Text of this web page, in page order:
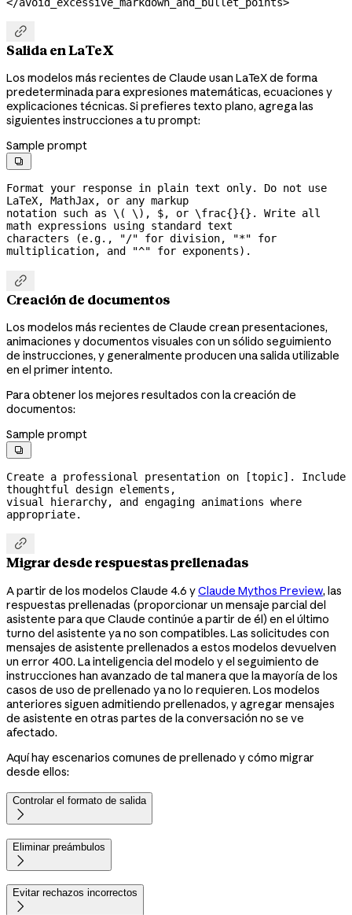

Salida en LaTeX
Los modelos más recientes de Claude usan LaTeX de forma
predeterminada para expresiones matemáticas, ecuaciones y
explicaciones técnicas. Si prefieres texto plano, agrega las
siguientes instrucciones a tu prompt:
Sample prompt

Format your response in plain text only. Do not use
LaTeX, MathJax, or any markup
notation such as \( \), $, or \frac{}{}. Write all
math expressions using standard text
characters (e.g., "/" for division, "*" for
multiplication, and "^" for exponents).

Creación de documentos
Los modelos más recientes de Claude crean presentaciones,
animaciones y documentos visuales con un sólido seguimiento
de instrucciones, y generalmente producen una salida utilizable
en el primer intento.
Para obtener los mejores resultados con la creación de
documentos:
Sample prompt

Create a professional presentation on [topic]. Include
thoughtful design elements,
visual hierarchy, and engaging animations where
appropriate.

Migrar desde respuestas prellenadas
A partir de los modelos Claude 4.6 yClaude Mythos Preview, las
respuestas prellenadas (proporcionar un mensaje parcial del
asistente para que Claude continúe a partir de él) en el último
turno del asistente ya no son compatibles. Las solicitudes con
mensajes de asistente prellenados a estos modelos devuelven
un error 400. La inteligencia del modelo y el seguimiento de
instrucciones han avanzado de tal manera que la mayoría de los
casos de uso de prellenado ya no lo requieren. Los modelos
anteriores siguen admitiendo prellenados, y agregar mensajes
de asistente en otras partes de la conversación no se ve
afectado.
Aquí hay escenarios comunes de prellenado y cómo migrar
desde ellos:
Controlar el formato de salida

Eliminar preámbulos

Evitar rechazos incorrectos
